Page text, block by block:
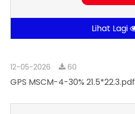
Lihat Lagi
12-05-2026 60
GPS MSCM-4-30% 21.5*22.3.pdf